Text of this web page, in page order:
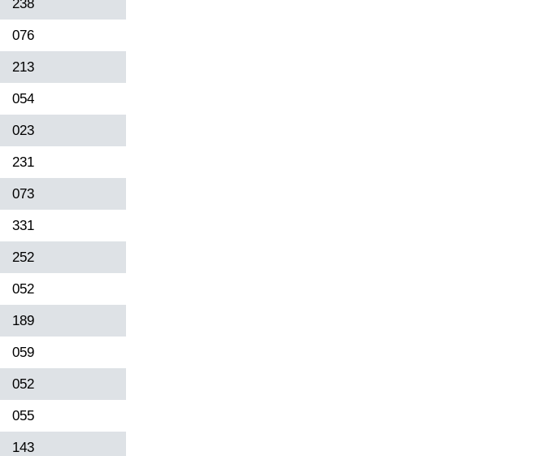
238
076
213
054
023
231
073
331
252
052
189
059
052
055
143